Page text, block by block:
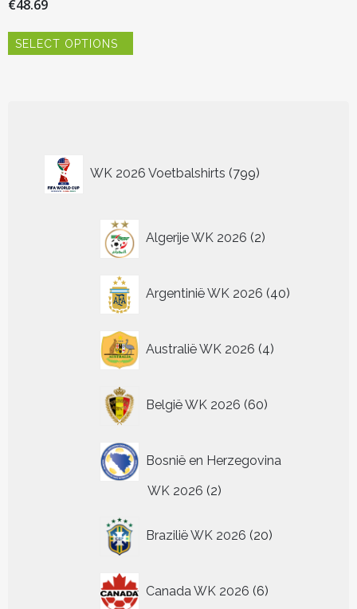
€48.69
SELECT OPTIONS
worden
WK 2026 Voetbalshirts 799
producten
Algerije WK 2026 2
producten
Argentinië WK 2026 40
producten
Australië WK 2026 4
producten
België WK 2026 60
producten
Bosnië en Herzegovina
WK 2026 22
Brazilië WK 2026 20
producten
Canada WK 2026 6
producten